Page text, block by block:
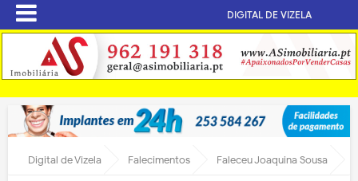
DIGITAL DE VIZELA
Digital de Vizela Falecimentos Faleceu Joaquina Sousa